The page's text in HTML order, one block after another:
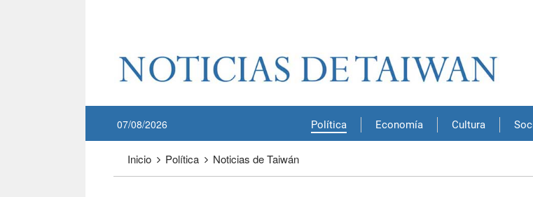
Política Economía Cultura
07/08/2026
Inicio Política Noticias de Taiwán